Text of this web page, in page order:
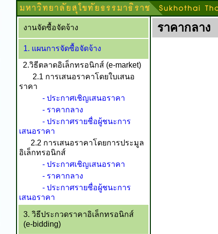
งานจัดซื้อจัดจ้าง
1. แผนการจัดซื้อจัดจ้าง
2.วิธีตลาดอิเล็กทรอนิกส์ (e-market)
2.1 การเสนอราคาโดยใบเสนอ
ราคา
- ประกาศเชิญเสนอราคา
- ราคากลาง
- ประกาศรายชื่อผู้ชนะการ
เสนอราคา
2.2 การเสนอราคาโดยการประมูล
อิเล็กทรอนิกส์
- ประกาศเชิญเสนอราคา
- ราคากลาง
- ประกาศรายชื่อผู้ชนะการ
เสนอราคา
3. วิธีประกวดราคาอิเล็กทรอนิกส์
(e-bidding)
ราคากลาง